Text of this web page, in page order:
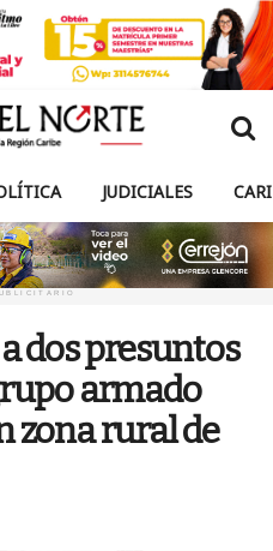
JUDICIALES
dos presuntos
armado
zona rural de